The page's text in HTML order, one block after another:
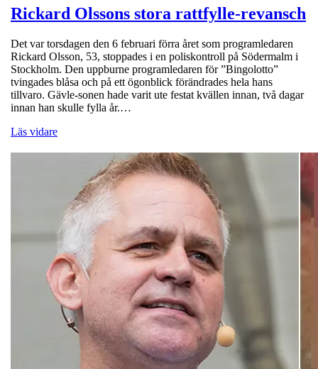
Rickard Olssons stora rattfylle-revansch
Det var torsdagen den 6 februari förra året som programledaren
Rickard Olsson, 53, stoppades i en poliskontroll på Södermalm i
Stockholm. Den uppburne programledaren för ”Bingolotto”
tvingades blåsa och på ett ögonblick förändrades hela hans
tillvaro. Gävle-sonen hade varit ute festat kvällen innan, två dagar
innan han skulle fylla år.…
Läs vidare